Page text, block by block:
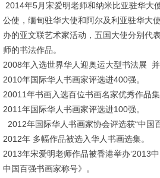
2014年5月宋爱明老师和纳米比亚驻华大
公使，缅甸驻华大使和阿尔及利亚驻华大
办的亚文联艺术家活动，五国大使分别代
师的书法作品。
2008年入选世界华人迎奥运大型书法展
2010年国际华人书画家评选进400强。
20011年书画入选百位书画名家优秀作品
2011年国际华人书画家评选进100强。
2012年国际华人书画家协会评选获“中国
2012年 多幅作品被选入华人书画选集。
2013年宋爱明老师作品被香港举办‘2013
中国百强书画家称号》。